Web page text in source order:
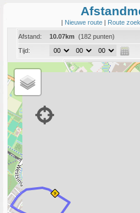
| Nieuwe route | Route
Afstand:
10.07km (182 punten)
Tijd:
Coord: